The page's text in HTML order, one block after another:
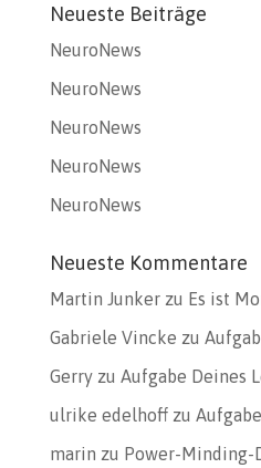
Neueste Beiträge
NeuroNews
NeuroNews
NeuroNews
NeuroNews
NeuroNews
Neueste Kommentare
Martin Junkerzu Es ist
Gabriele Vincke zu
Gerryzu Aufgabe Deines
ulrike edelhoffzu
marin zu Power-Minding-